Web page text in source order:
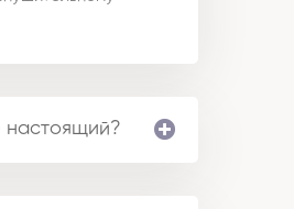
настоящий?